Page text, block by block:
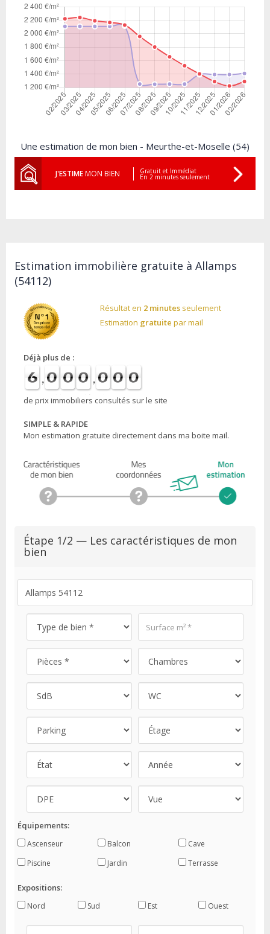
Une estimation de mon bien - Meurthe-et-Moselle (54)
J'ESTIMEMON BIEN Gratuit et Immédiat
En 2 minutes seulement
Estimation immobilière gratuite à Allamps
(54112)
Résultat en 2 minutesseulement
Estimation gratuite par mail
Déjà plus de :
de prix immobiliers consultés sur le site
SIMPLE & RAPIDE
Mon estimation gratuite directement dans ma boite mail.
Étape 1/2 — Les caractéristiques de mon
bien
Équipements:
Ascenseur Balcon
Cave
Piscine
Jardin Terrasse
Expositions:
Nord Sud Est Ouest